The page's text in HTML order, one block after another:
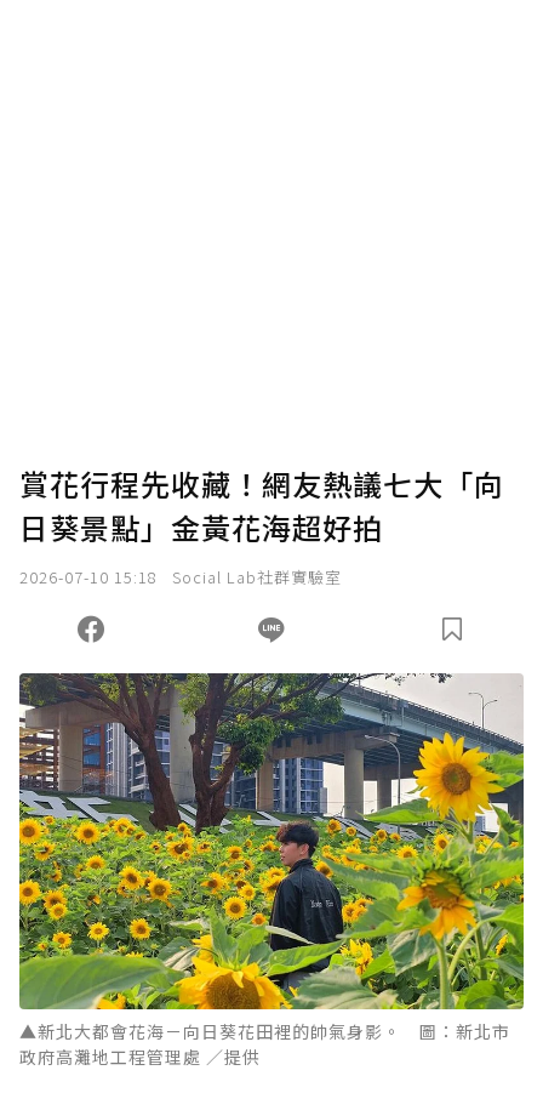
賞花行程先收藏！網友熱議七大「向
日葵景點」金黃花海超好拍
2026-07-10 15:18 Social Lab社群實驗室
▲新北大都會花海－向日葵花田裡的帥氣身影。 圖：新北市
政府高灘地工程管理處 ／提供